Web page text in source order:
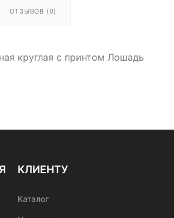
ОТЗЫВОВ (0)
круглая с принтом Лошадь
КЛИЕНТУ
Каталог